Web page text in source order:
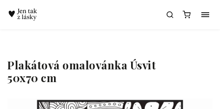
Plakátová omalovánka Úsvit
50x70 cm